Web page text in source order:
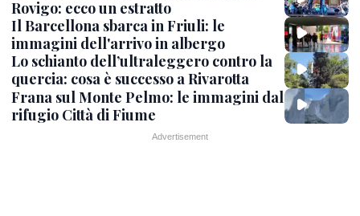
Rovigo: ecco un estratto
Il Barcellona sbarca in Friuli: le
immagini dell'arrivo in albergo
Lo schianto dell’ultraleggero contro la
quercia: cosa è successo a Rivarotta
Frana sul Monte Pelmo: le immagini dal
rifugio Città di Fiume